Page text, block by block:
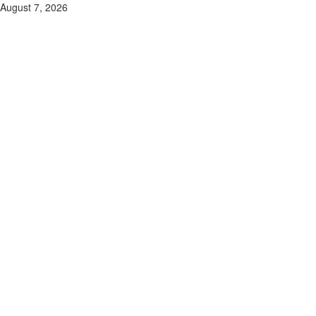
Skip
August 7, 2026